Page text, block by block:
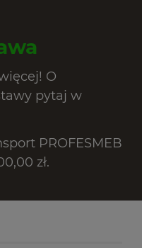
O
pytaj w
PROFESMEB
zł.